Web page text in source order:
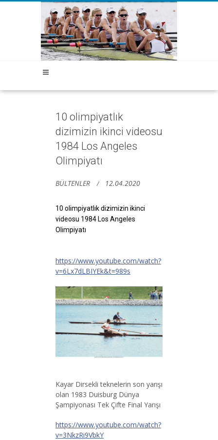
10 olimpiyatlık
dizimizin ikinci videosu
1984 Los Angeles
Olimpiyatı
BÜLTENLER 12.04.2020
10 olimpiyatlık dizimizin ikinci
videosu 1984 Los Angeles
Olimpiyatı
https://www.youtube.com/watch?
v=6Lx7dLBIYEk&t=989s
Kayar Dirsekli teknelerin son yarışı
olan 1983 Duisburg Dünya
Şampiyonası Tek Çifte Final Yarışı
https://www.youtube.com/watch?
v=3NkzRi9VbkY